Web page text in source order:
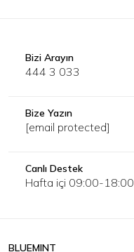
Bizi Arayın
444 3 033
Bize Yazın
[email protected]
Canlı Destek
Hafta içi 09:00-18:00
BLUEMINT